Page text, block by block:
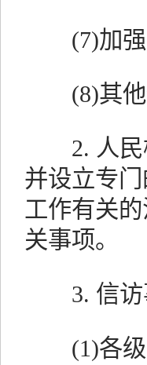
(7)加强
(8)其他
2. 人民
并设立专
工作有关
关事项。
3. 信访
(1)各级